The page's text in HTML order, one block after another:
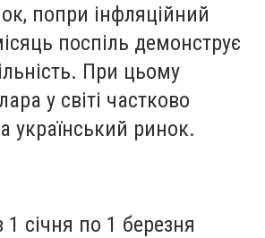
попри інфляційний
поспіль демонструє
При цьому
у світі частково
український ринок.
1 січня по 1 березня